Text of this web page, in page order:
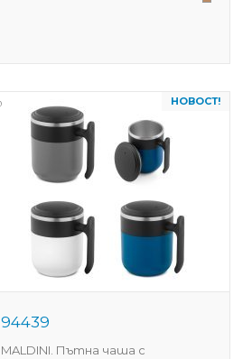
НОВОСТ!
94439
MALDINI. Пътна чаша с